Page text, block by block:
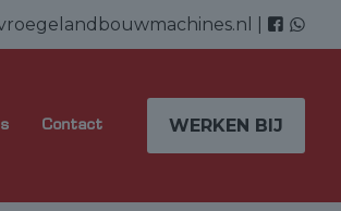
Contact WERKEN BIJ